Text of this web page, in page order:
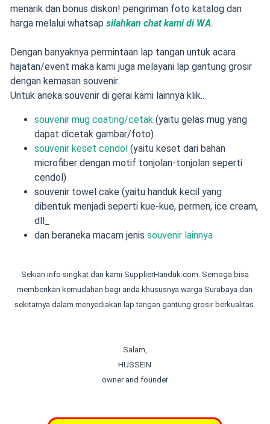
menarik dan bonus diskon! pengiriman foto katalog dan
harga melalui whatsap silahkan chat kami di WA.
Dengan banyaknya permintaan lap tangan untuk acara
hajatan/event maka kami juga melayani lap gantung grosir
dengan kemasan souvenir.
Untuk aneka souvenir di gerai kami lainnya klik..
souvenir mug coating/cetak(yaitu gelas mug yang
dapat dicetak gambar/foto)
souvenir keset cendol(yaitu keset dari bahan
microfiber dengan motif tonjolan-tonjolan seperti
cendol)
souvenir towel cake (yaitu handuk kecil yang
dibentuk menjadi seperti kue-kue, permen, ice cream,
dll_
dan beraneka macam jenis souvenir lainnya
Sekian info singkat dari kami SupplierHanduk.com. Semoga bisa
memberikan kemudahan bagi anda khususnya warga Surabaya dan
sekitarnya dalam menyediakan lap tangan gantung grosir berkualitas.
Salam,
HUSSEIN
owner and founder